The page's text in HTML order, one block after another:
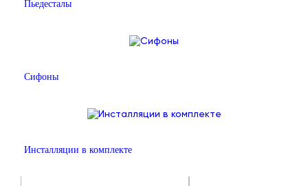
Пьедесталы
Сифоны
Инсталляции в комплекте